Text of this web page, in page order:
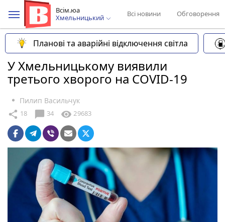
Всім.юа
Хмельницький
Всі новини Обговорення
Планові та аварійні відключення світла
У Хмельницькому виявили
третього хворого на COVID-19
Пилип Васильчук
share 18 chat_bubble 34 visibility 29683